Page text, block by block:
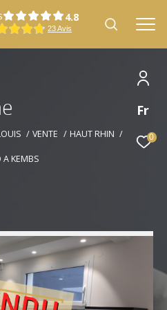
Fr
0
e
VENTE
HAUT RHIN
A KEMBS
correspond à vos